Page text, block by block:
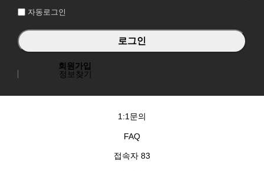
자동로그인
회원가입
정보찾기
1:1문의
FAQ
접속자 83